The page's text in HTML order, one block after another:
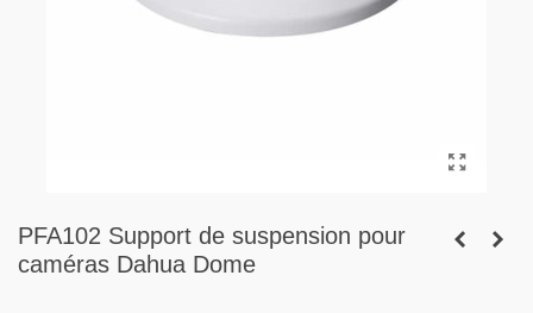
PFA102 Support de suspension pour
caméras Dahua Dome